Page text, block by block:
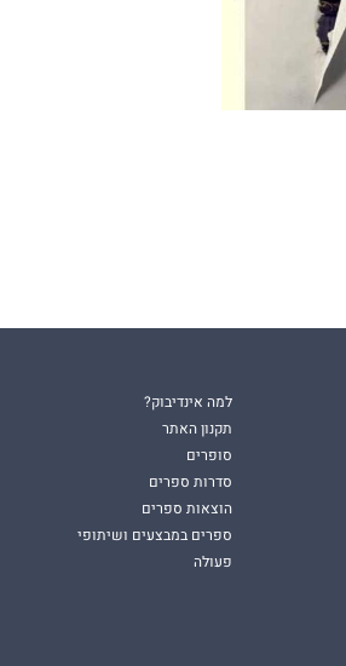
למה אינדיבוק?
תקנון האתר
סופרים
סדרות ספרים
הוצאות ספרים
ספרים במבצעים ושיתופי
פעולה